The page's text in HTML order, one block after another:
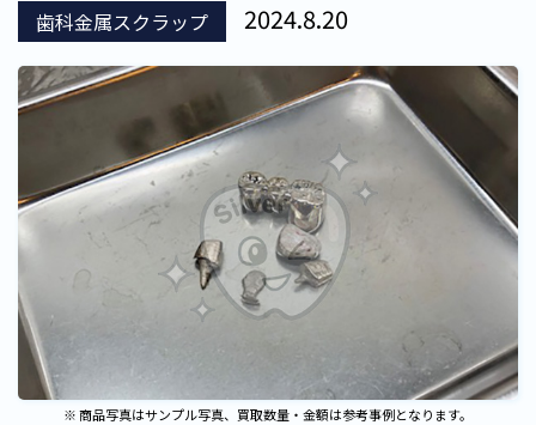
歯科金属スクラップ 2024.8.20
※ 商品写真はサンプル写真、買取数量・金額は参考事例となります。